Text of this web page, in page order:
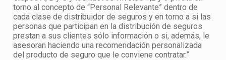
torno al concepto de “Personal Relevante” dentro de
cada clase de distribuidor de seguros y en torno a si las
personas que participan en la distribución de seguros
prestan a sus clientes sólo información o si, además, le
asesoran haciendo una recomendación personalizada
del producto de seguro que le conviene contratar.”